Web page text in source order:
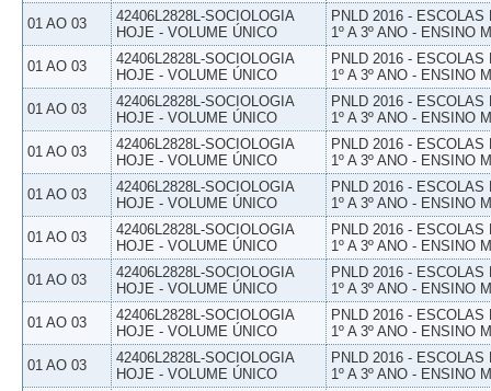
01 AO 03
42406L2828L-SOCIOLOGIA
HOJE - VOLUME ÚNICO
PNLD 2016 -
1º A 3º ANO - ENSINO
01 AO 03
42406L2828L-SOCIOLOGIA
HOJE - VOLUME ÚNICO
PNLD 2016 -
1º A 3º ANO - ENSINO
01 AO 03
42406L2828L-SOCIOLOGIA
HOJE - VOLUME ÚNICO
PNLD 2016 -
1º A 3º ANO - ENSINO
01 AO 03
42406L2828L-SOCIOLOGIA
HOJE - VOLUME ÚNICO
PNLD 2016 -
1º A 3º ANO - ENSINO
01 AO 03
42406L2828L-SOCIOLOGIA
HOJE - VOLUME ÚNICO
PNLD 2016 -
1º A 3º ANO - ENSINO
01 AO 03
42406L2828L-SOCIOLOGIA
HOJE - VOLUME ÚNICO
PNLD 2016 -
1º A 3º ANO - ENSINO
01 AO 03
42406L2828L-SOCIOLOGIA
HOJE - VOLUME ÚNICO
PNLD 2016 -
1º A 3º ANO - ENSINO
01 AO 03
42406L2828L-SOCIOLOGIA
HOJE - VOLUME ÚNICO
PNLD 2016 -
1º A 3º ANO - ENSINO
01 AO 03
42406L2828L-SOCIOLOGIA
HOJE - VOLUME ÚNICO
PNLD 2016 -
1º A 3º ANO - ENSINO